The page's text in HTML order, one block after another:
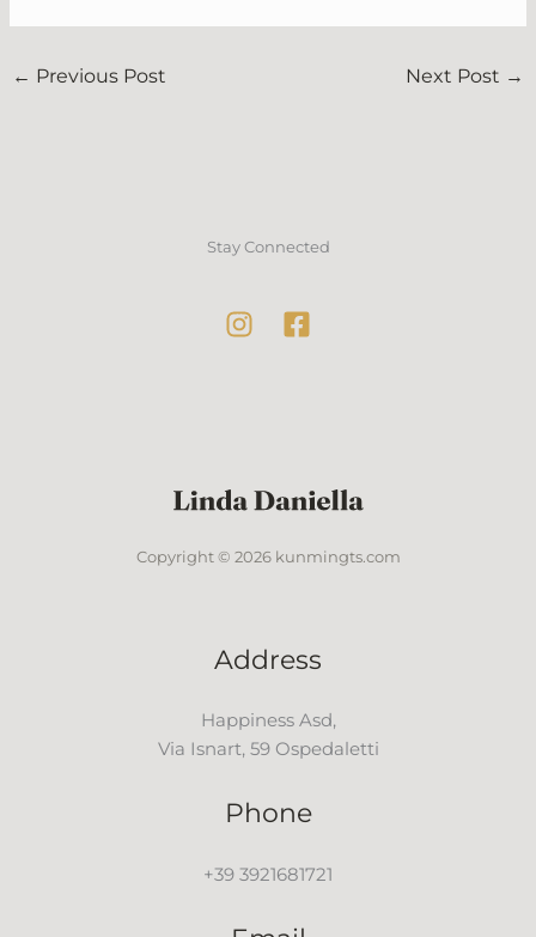
← Previous Post Next Post →
Stay Connected
Copyright © 2026 kunmingts.com
Address
Happiness Asd,
Via Isnart, 59 Ospedaletti
Phone
+39 3921681721